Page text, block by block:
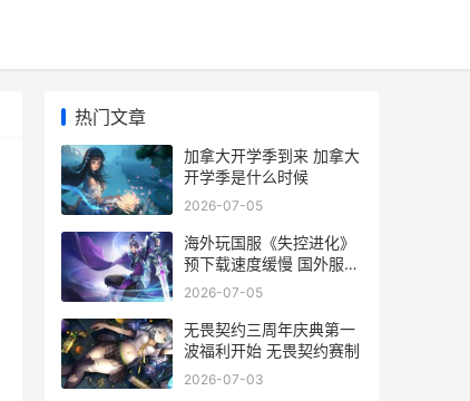
热门文章
加拿大开学季到来 加拿大
开学季是什么时候
2026-07-05
海外玩国服《失控进化》
预下载速度缓慢 国外服的
游戏
2026-07-05
无畏契约三周年庆典第一
波福利开始 无畏契约赛制
2026-07-03